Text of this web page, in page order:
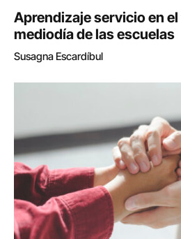
Aprendizaje servicio en
mediodía de las escuelas
Susagna Escardíbul